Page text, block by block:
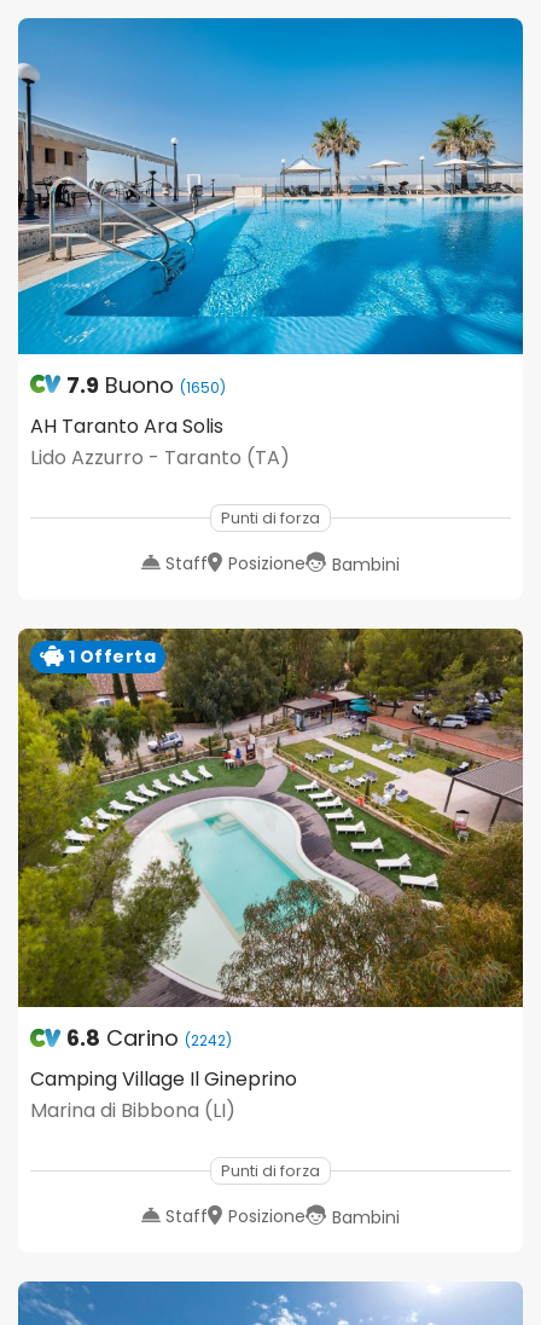
7.9 Buono (1650)
AH Taranto Ara Solis
Lido Azzurro - Taranto (TA)
Punti di forza
Staff Posizione Bambini
1 Offerta
6.8 Carino (2242)
Camping Village Il Gineprino
Marina di Bibbona (LI)
Punti di forza
Staff Posizione Bambini